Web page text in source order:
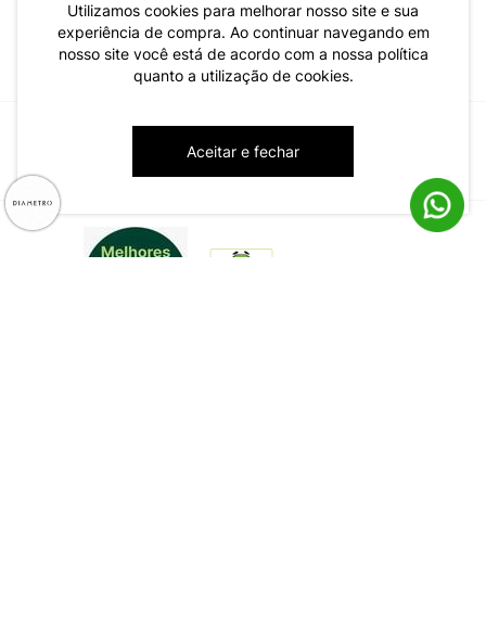
Utilizamos cookies para melhorar nosso site e sua
experiência de compra. Ao continuar navegando em
nosso site você está de acordo com a nossa política
quanto a utilização de cookies.
Aceitar e fechar
Trocas e Devoluções
Regulamento de Promoções
Segunda à sexta das 8:00 às 17:00